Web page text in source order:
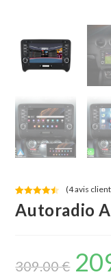
Noté
sur 5
4
(4avis
Autoradio
309.00€
Le
prix
initial